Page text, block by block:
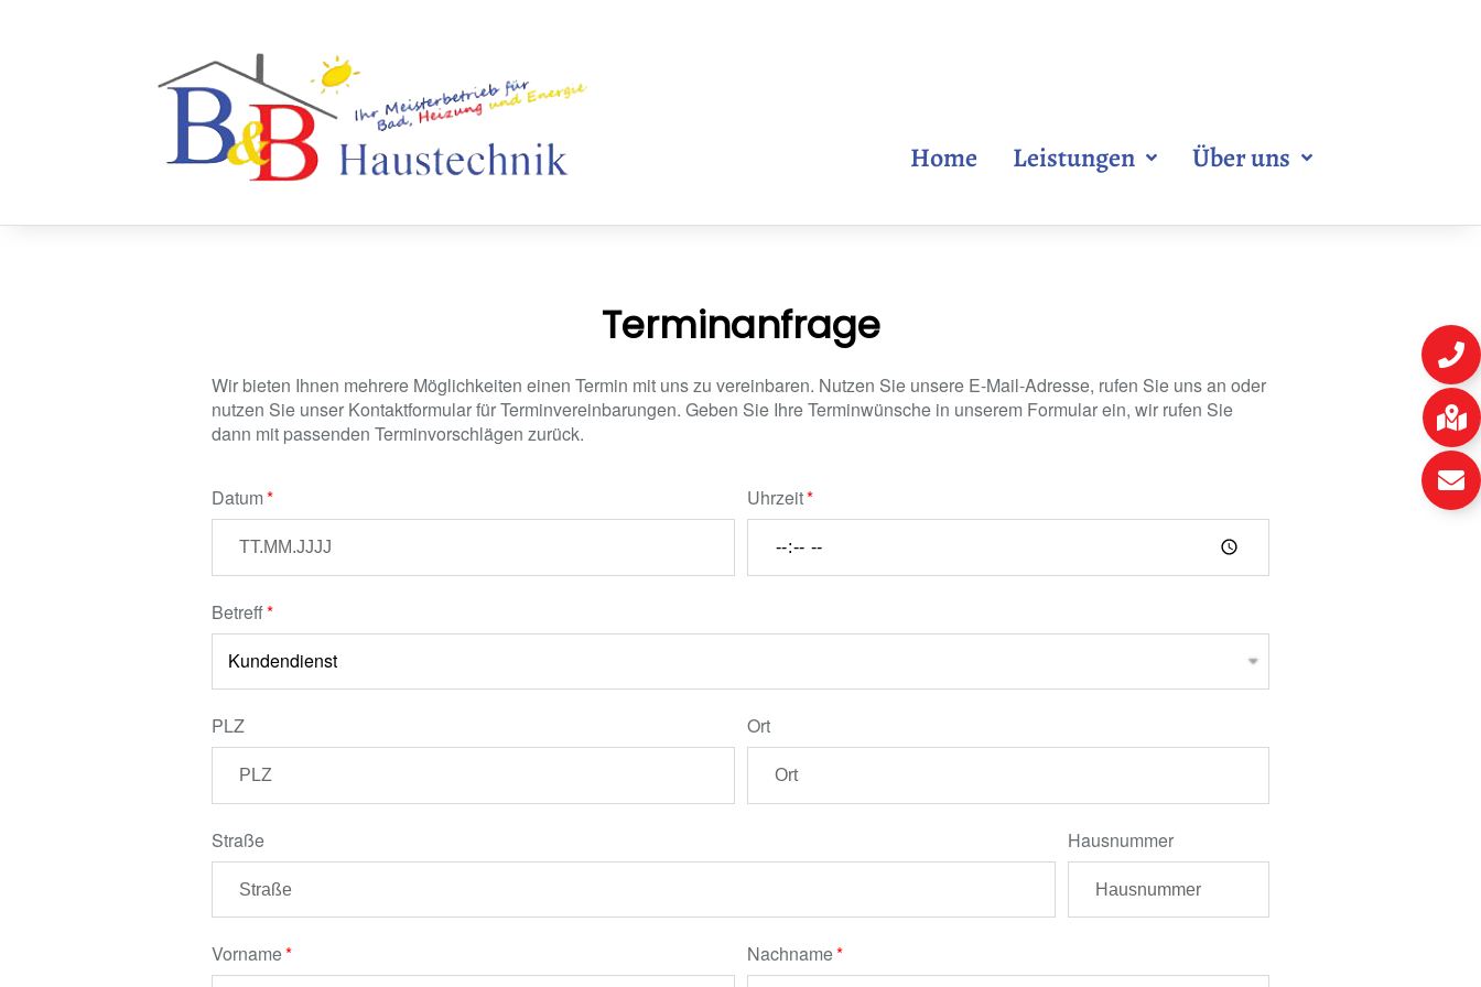
Home Leistungen Über uns
Terminanfrage
Wir bieten Ihnen mehrere Möglichkeiten einen Termin mit uns zu vereinbaren. Nutzen Sie unsere E-Mail-Adresse, rufen Sie uns an oder
nutzen Sie unser Kontaktformular für Terminvereinbarungen. Geben Sie Ihre Terminwünsche in unserem Formular ein, wir rufen Sie
dann mit passenden Terminvorschlägen zurück.
Datum Uhrzeit
Betreff
PLZ Ort
Straße Hausnummer
Vorname Nachname